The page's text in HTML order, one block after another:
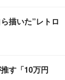
描いた”レトロ
す「10万円